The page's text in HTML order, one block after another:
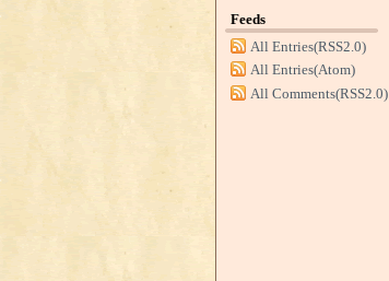
Feeds
All Entries(RSS2.0)
All Entries(Atom)
All Comments(RSS2.0)